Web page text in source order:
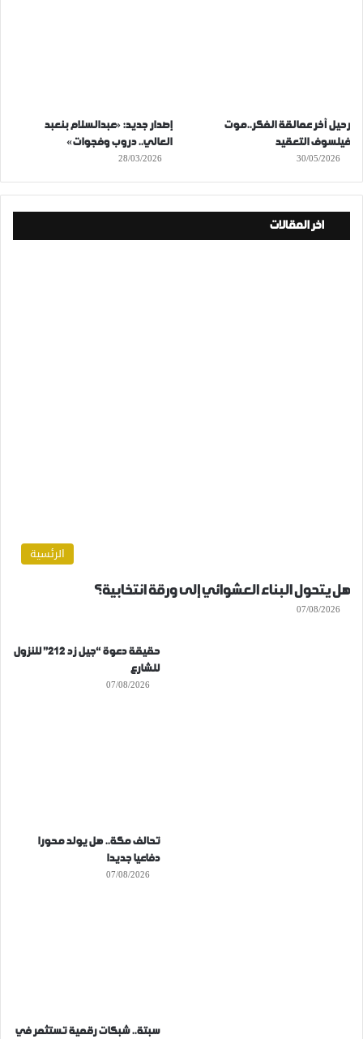
رحيل آخر عمالقة الفكر..موت
فيلسوف التعقيد
30/05/2026
إصدار جديد: «عبدالسلام بنعبد
العالي.. دروب وفجوات»
28/03/2026
اخر المقالات
الرئسية
هل يتحول البناء العشوائي إلى ورقة انتخابية؟
07/08/2026
حقيقة دعوة “جيل زد 212” للنزول
للشارع
07/08/2026
تحالف مكة.. هل يولد محورا
دفاعيا جديدا
07/08/2026
سبتة.. شبكات رقمية تستثمر في